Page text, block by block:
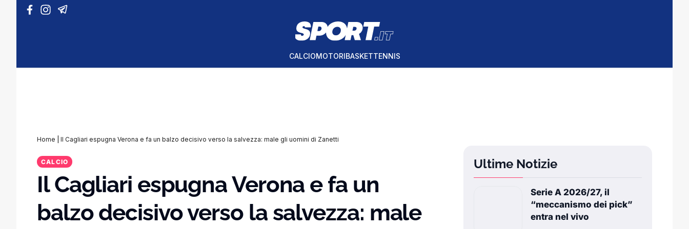
Vai al contenuto
CALCIOMOTORIBASKETTENNIS
Home Il Cagliari espugna Verona e fa un balzo decisivo verso la salvezza: male gli uomini di Zanetti
CALCIO
Il Cagliari espugna Verona e fa un
balzo decisivo verso la salvezza: male
Ultime Notizie
Serie A 2026/27, il
“meccanismo dei pick”
entra nel vivo